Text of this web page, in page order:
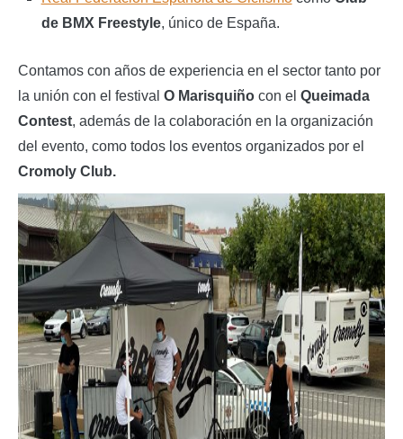
de BMX Freestyle, único de España.
Contamos con años de experiencia en el sector tanto por
la unión con el festival O Marisquiño con el Queimada
Contest, además de la colaboración en la organización
del evento, como todos los eventos organizados por el
Cromoly Club.